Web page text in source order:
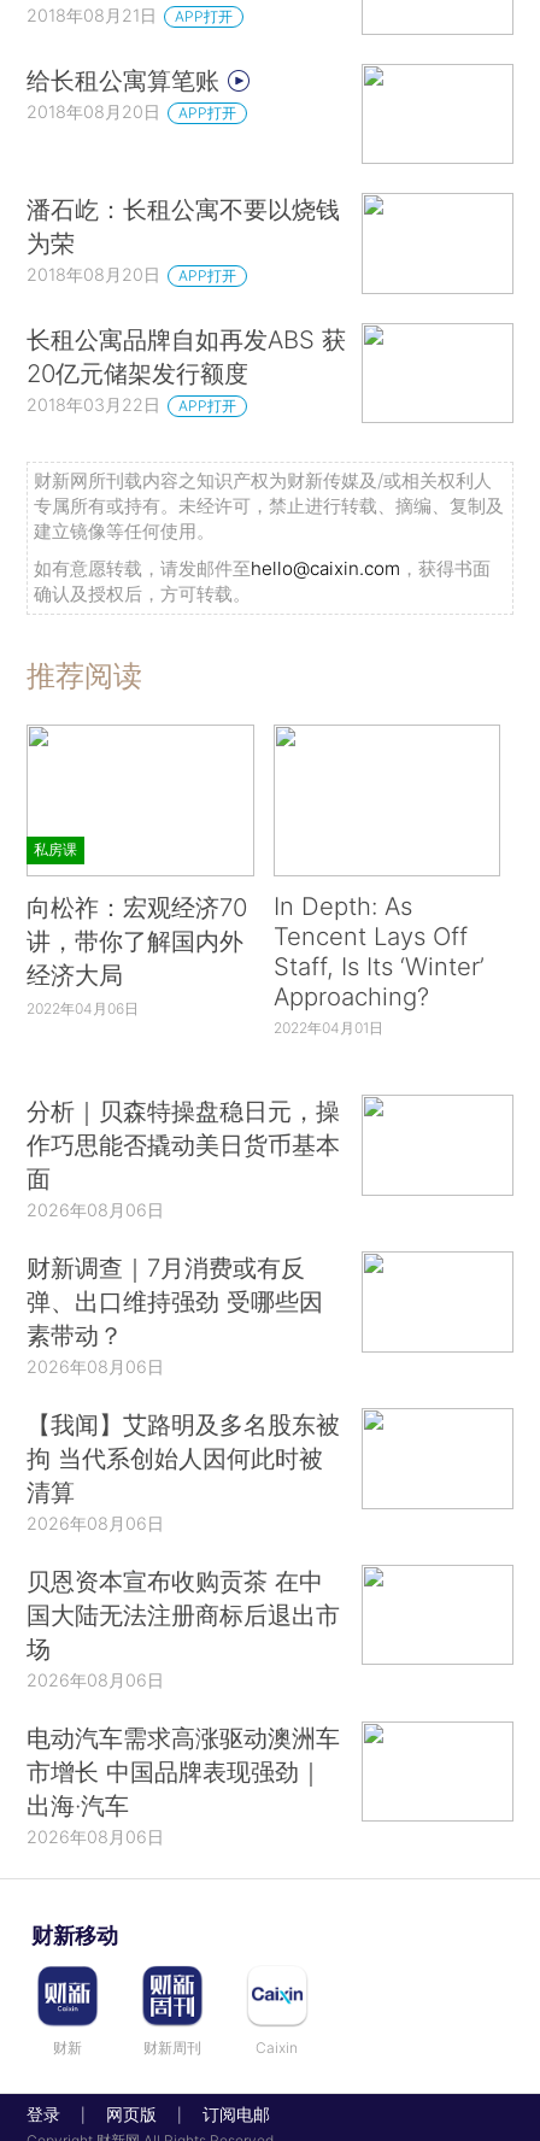
2018年08月21日 APP打开
给长租公寓算笔账
2018年08月20日 APP打开
潘石屹：长租公寓不要以烧钱
为荣
2018年08月20日 APP打开
长租公寓品牌自如再发ABS 获
20亿元储架发行额度
2018年03月22日 APP打开
财新网所刊载内容之知识产权为财新传媒及/或相关权利人
专属所有或持有。未经许可，禁止进行转载、摘编、复制及
建立镜像等任何使用。
如有意愿转载，请发邮件至hello@caixin.com ，获得书面
确认及授权后，方可转载。
推荐阅读
私房课
向松祚：宏观经济70
讲，带你了解国内外
经济大局
2022年04月06日
In Depth: As
Tencent Lays Off
Staff, Is Its ‘Winter’
Approaching?
2022年04月01日
分析｜贝森特操盘稳日元，操
作巧思能否撬动美日货币基本
面
2026年08月06日
财新调查｜7月消费或有反
弹、出口维持强劲 受哪些因
素带动？
2026年08月06日
【我闻】艾路明及多名股东被
拘 当代系创始人因何此时被
清算
2026年08月06日
贝恩资本宣布收购贡茶 在中
国大陆无法注册商标后退出市
场
2026年08月06日
电动汽车需求高涨驱动澳洲车
市增长 中国品牌表现强劲｜
出海·汽车
2026年08月06日
财新移动
财新 财新周刊 Caixin
登录 网页版 订阅电邮